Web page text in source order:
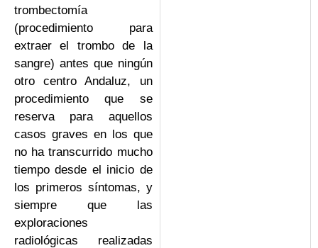
trombectomía
(procedimiento para
extraer el trombo de la
sangre) antes que ningún
otro centro Andaluz, un
procedimiento que se
reserva para aquellos
casos graves en los que
no ha transcurrido mucho
tiempo desde el inicio de
los primeros síntomas, y
siempre que las
exploraciones
radiológicas realizadas